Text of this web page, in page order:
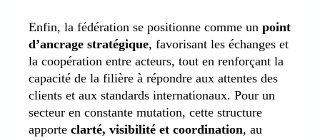
Enfin, la fédération se positionne comme un point
d’ancrage stratégique, favorisant les échanges et
la coopération entre acteurs, tout en renforçant la
capacité de la filière à répondre aux attentes des
clients et aux standards internationaux. Pour un
secteur en constante mutation, cette structure
apporte clarté, visibilité et coordination, au